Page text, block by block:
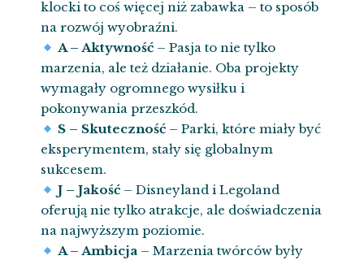
klocki to coś więcej niż zabawka – to sposób
na rozwój wyobraźni.
A – Aktywność – Pasja to nie tylko
marzenia, ale też działanie. Oba projekty
wymagały ogromnego wysiłku i
pokonywania przeszkód.
S – Skuteczność – Parki, które miały być
eksperymentem, stały się globalnym
sukcesem.
J – Jakość – Disneyland i Legoland
oferują nie tylko atrakcje, ale doświadczenia
na najwyższym poziomie.
A – Ambicja – Marzenia twórców były